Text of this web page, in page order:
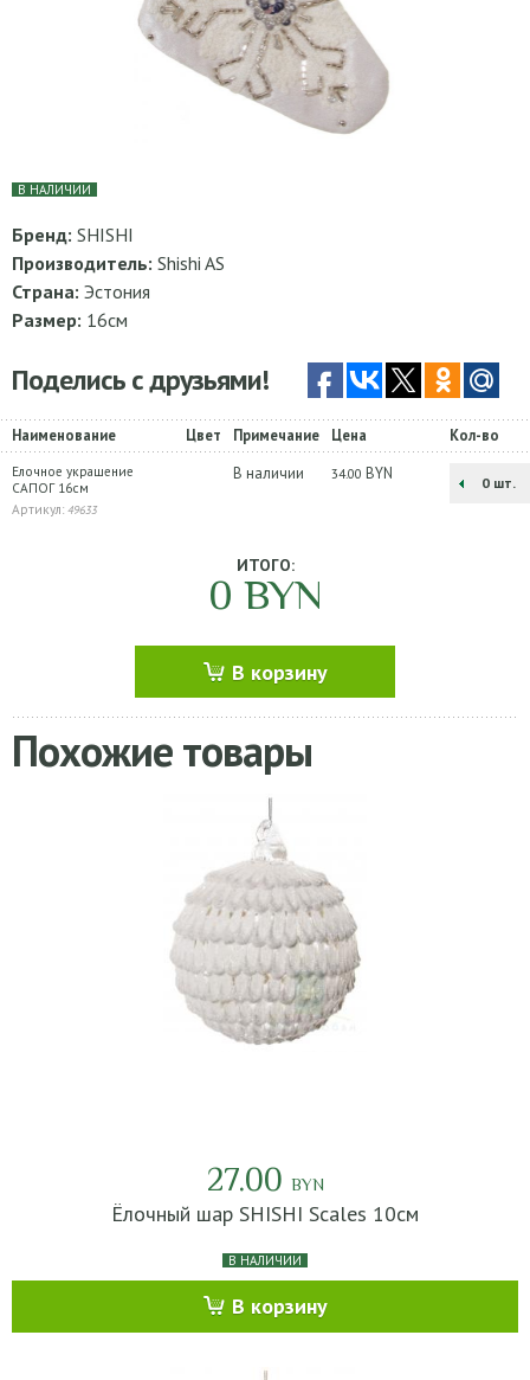
В НАЛИЧИИ
Бренд: SHISHI
Производитель: Shishi AS
Страна: Эстония
Размер: 16см
Поделись с друзьями!
Наименование Цвет Примечание Цена Кол-во
Елочное украшение
САПОГ 16см
Артикул: 49633
В наличии 34.00 BYN
шт.
ИТОГО:
0 BYN
В корзину
Похожие товары
27.00 BYN
Ёлочный шар SHISHI Scales 10см
В НАЛИЧИИ
В корзину